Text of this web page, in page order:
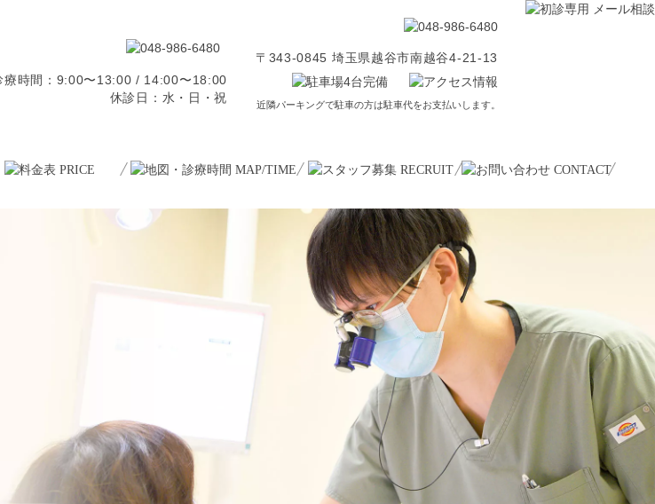
療時間：9:00〜13:00 / 14:00〜18:00
休診日：水・日・祝
〒343-0845 埼玉県越谷市南越谷4-21-13
近隣パーキングで駐車の方は駐車代をお支払いします。